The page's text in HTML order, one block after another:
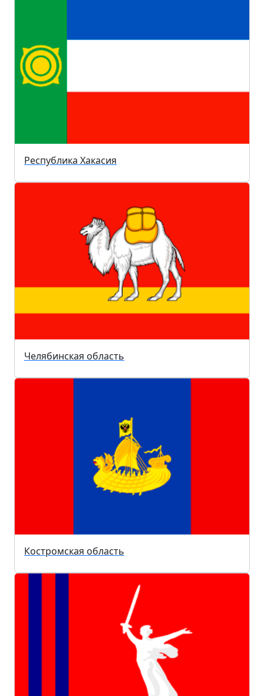
Республика Хакасия
Челябинская область
Костромская область